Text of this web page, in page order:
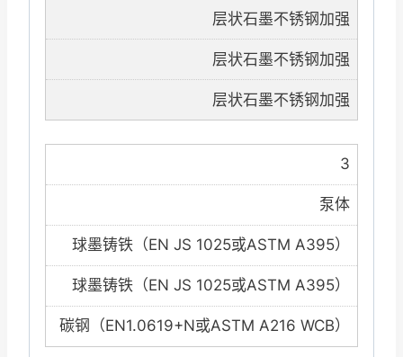
层状石墨不锈钢加强
层状石墨不锈钢加强
层状石墨不锈钢加强
3
泵体
球墨铸铁（EN JS 1025或ASTM A395）
球墨铸铁（EN JS 1025或ASTM A395）
碳钢（EN1.0619+N或ASTM A216 WCB）